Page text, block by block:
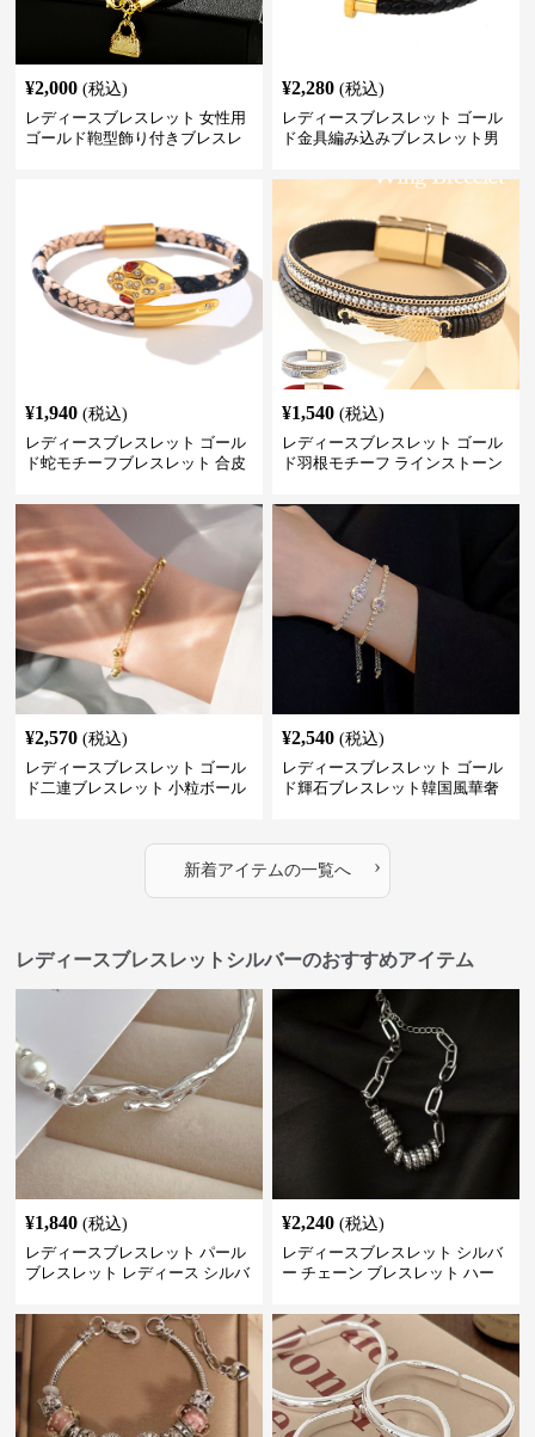
¥2,000 (税込)
レディースブレスレット 女性用
ゴールド鞄型飾り付きブレスレ
¥2,280 (税込)
レディースブレスレット ゴール
ド金具編み込みブレスレット男
¥1,940 (税込)
レディースブレスレット ゴール
ド蛇モチーフブレスレット 合皮
¥1,540 (税込)
レディースブレスレット ゴール
ド羽根モチーフ ラインストーン
¥2,570 (税込)
レディースブレスレット ゴール
ド二連ブレスレット 小粒ボール
¥2,540 (税込)
レディースブレスレット ゴール
ド輝石ブレスレット韓国風華奢
新着アイテムの一覧へ ›
レディースブレスレットシルバーのおすすめアイテム
¥1,840 (税込)
レディースブレスレット パール
ブレスレット レディース シルバ
¥2,240 (税込)
レディースブレスレット シルバ
ー チェーン ブレスレット ハー